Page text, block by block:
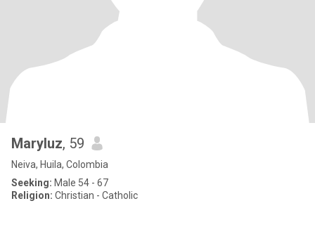
Maryluz, 59
Neiva, Huila, Colombia
Seeking: Male 54 - 67
Religion: Christian - Catholic